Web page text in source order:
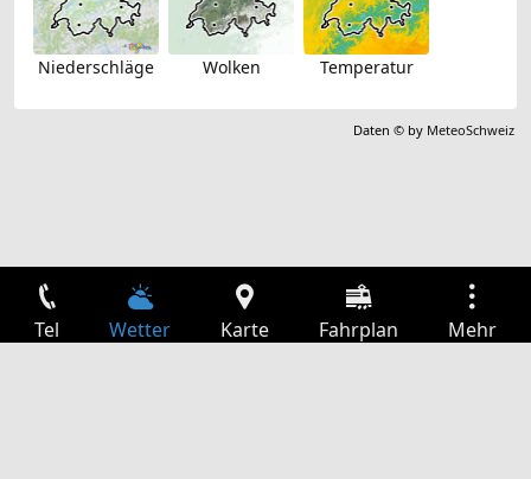
Niederschläge Wolken Temperatur
Daten © by MeteoSchweiz
Tel Wetter Karte Fahrplan Mehr